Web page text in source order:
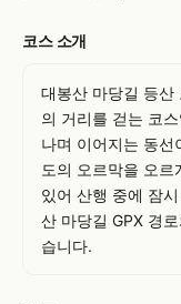
코스 소개
대봉산 마당길 등
의 거리를 걷는 코
나며 이어지는 동선
도의 오르막을 오
있어 산행 중에 잠
산 마당길 GPX 경
습니다.